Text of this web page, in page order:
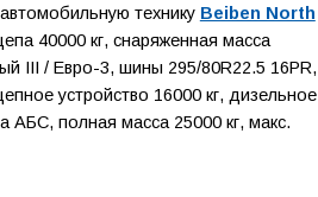
технику Beiben North
40000 кг, снаряженная масса
III / Евро-3, шины 295/80R22.5 16PR,
устройство 16000 кг, дизельное
АБС, полная масса 25000 кг, макс.